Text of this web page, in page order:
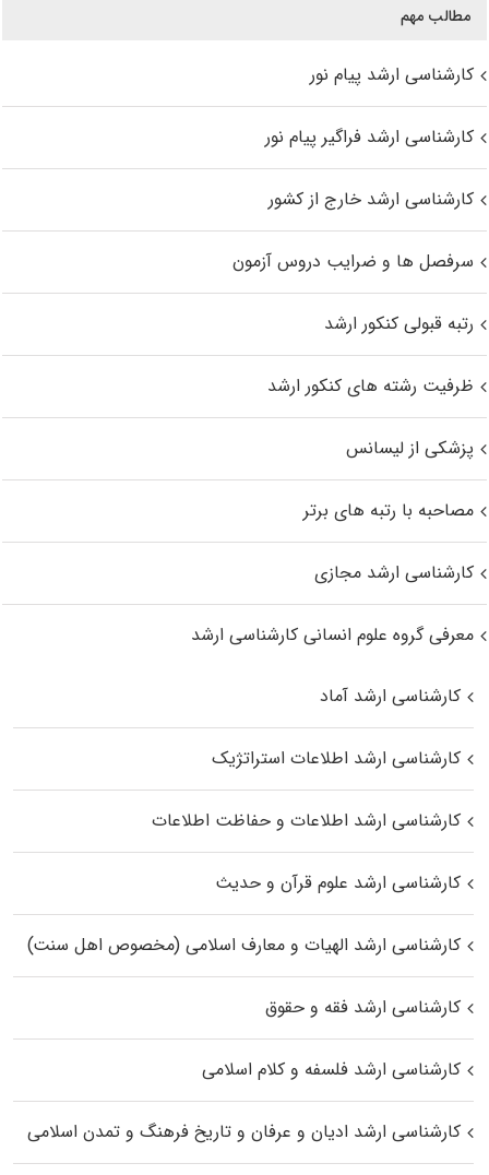
مطالب مهم
کارشناسی ارشد پیام نور
کارشناسی ارشد فراگیر پیام نور
کارشناسی ارشد خارج از کشور
سرفصل ها و ضرایب دروس آزمون
رتبه قبولی کنکور ارشد
ظرفیت رشته های کنکور ارشد
پزشکی از لیسانس
مصاحبه با رتبه های برتر
کارشناسی ارشد مجازی
معرفی گروه علوم انسانی کارشناسی ارشد
کارشناسی ارشد آماد
کارشناسی ارشد اطلاعات استراتژیک
کارشناسی ارشد اطلاعات و حفاظت اطلاعات
کارشناسی ارشد علوم قرآن و حدیث
کارشناسی ارشد الهیات و معارف اسلامی (مخصوص اهل سنت)
کارشناسی ارشد فقه و حقوق
کارشناسی ارشد فلسفه و کلام اسلامی
کارشناسی ارشد ادیان و عرفان و تاریخ فرهنگ و تمدن اسلامی